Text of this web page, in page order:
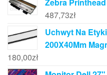
487,73zł
Uchwyt Na
200X40Mm
180,00zł